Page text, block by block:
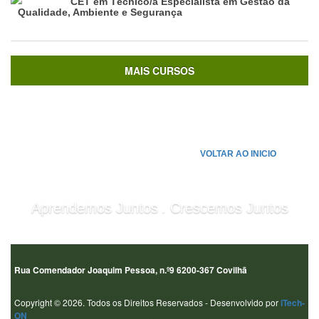
Qualidade, Ambiente e Segurança
MAIS CURSOS
VOLTAR AO INICIO
Aprendemos Juntos Crescemos Juntos
Rua Comendador Joaquim Pessoa, n.º9 6200-367 Covilhã
Copyright © 2026. Todos os Direitos Reservados - Desenvolvido poriTech-
ON